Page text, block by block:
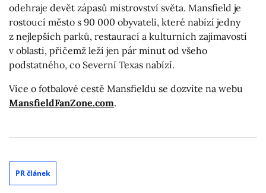
odehraje devět zápasů mistrovství světa. Mansfield je
rostoucí město s 90 000 obyvateli, které nabízí jedny
z nejlepších parků, restaurací a kulturních zajímavostí
v oblasti, přičemž leží jen pár minut od všeho
podstatného, co Severní Texas nabízí.
Více o fotbalové cestě Mansfieldu se dozvíte na webu
MansfieldFanZone.com.
PR článek